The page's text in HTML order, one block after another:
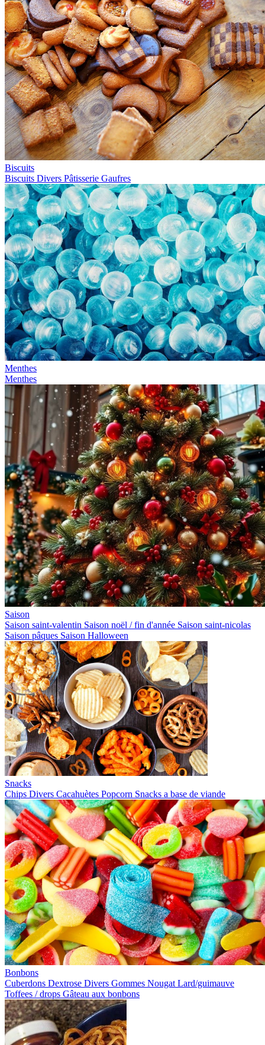
Biscuits
Biscuits Divers Pâtisserie Gaufres
Menthes
Menthes
Saison
Saison saint-valentin Saison noël / fin d'année Saison saint-nicolas
Saison pâques Saison Halloween
Snacks
Chips Divers Cacahuètes Popcorn Snacks a base de viande
Bonbons
Cuberdons Dextrose Divers Gommes Nougat Lard/guimauve
Toffees / drops Gâteau aux bonbons